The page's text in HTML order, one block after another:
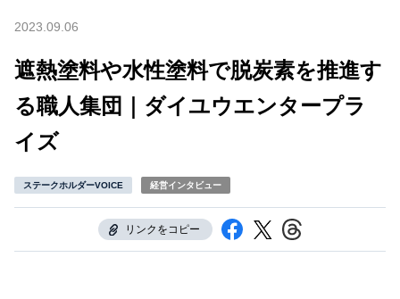
2023.09.06
遮熱塗料や水性塗料で脱炭素を推進す
る職人集団｜ダイユウエンタープラ
イズ
ステークホルダーVOICE 経営インタビュー
リンクをコピー